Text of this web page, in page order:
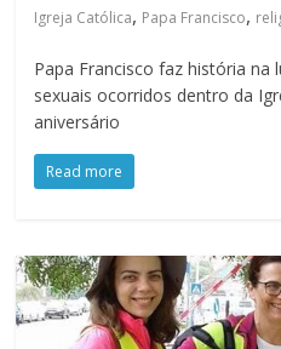
Igreja Católica, Papa Francisco,
Papa Francisco faz história na
sexuais ocorridos dentro da
aniversário
Read more